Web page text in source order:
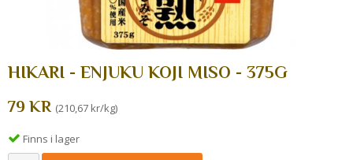
HIKARI - ENJUKU KOJI MISO - 375G
79 KR (210,67 kr/kg)
Finns i lager